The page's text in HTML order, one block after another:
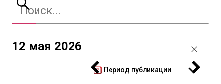
12 мая 2026
Период публикации